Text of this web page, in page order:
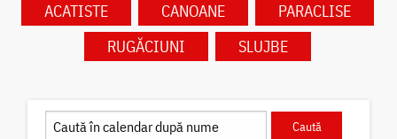
ACATISTE CANOANE
PARACLISE
RUGĂCIUNI
SLUJBE